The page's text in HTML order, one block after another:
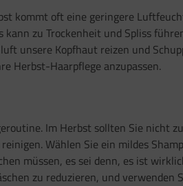
kommt oft eine geringere
kann zu Trockenheit und Spliss
unsere Kopfhaut reizen und
Herbst-Haarpflege anzupassen.
Im Herbst sollten Sie nicht
Wählen Sie ein mildes
müssen, es sei denn, es ist
zu reduzieren, und verwenden